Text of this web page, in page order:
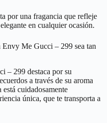
por una fragancia que refleje
en cualquier ocasión.
Envy Me Gucci – 299 sea tan
– 299 destaca por su
a través de su aroma
cuidadosamente
única, que te transporta a